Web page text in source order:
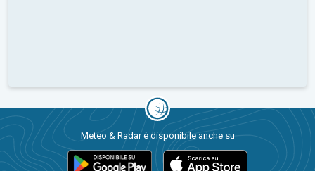
Meteo & Radar è disponibile anche su